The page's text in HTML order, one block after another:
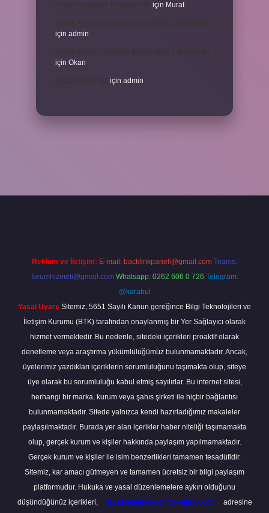
için Murat
için admin
için Okan
için admin
Reklam ve İletişim: E-mail: backlinkpaneli@gmail.com Teams:
forumhizmeti@gmail.com Whatsapp: 0262 606 0 726 Telegram:
@karabul
Yasal Uyarı: Sitemiz, 5651 Sayılı Kanun gereğince Bilgi Teknolojileri ve
İletişim Kurumu (BTK) tarafından onaylanmış bir Yer Sağlayıcı olarak
hizmet vermektedir. Bu nedenle, sitedeki içerikleri proaktif olarak
denetleme veya araştırma yükümlülüğümüz bulunmamaktadır. Ancak,
üyelerimiz yazdıkları içeriklerin sorumluluğunu taşımakta olup, siteye
üye olarak bu sorumluluğu kabul etmiş sayılırlar. Bu internet sitesi,
herhangi bir marka, kurum veya şahıs şirketi ile hiçbir bağlantısı
bulunmamaktadır. Sitede yalnızca kendi hazırladığımız makaleler
paylaşılmaktadır. Burada yer alan içerikler haber niteliği taşımamakta
olup, gerçek kurum ve kişiler hakkında paylaşım yapılmamaktadır.
Gerçek kurum ve kişiler ile isim benzerlikleri tamamen tesadüfidir.
Sitemiz, kar amacı gütmeyen ve tamamen ücretsiz bir bilgi paylaşım
platformudur. Hukuka ve yasal düzenlemelere aykırı olduğunu
düşündüğünüz içerikleri,
backlinkpanelicomtr@gmail.com adresine